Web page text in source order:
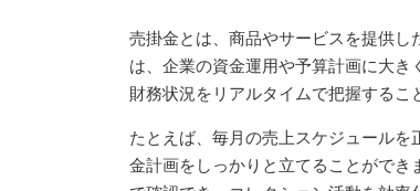
売掛金とは、商品やサービスを提供
は、企業の資金運用や予算計画に大き
財務状況をリアルタイムで把握するこ
たとえば、毎月の売上スケジュール
金計画をしっかりと立てることがで